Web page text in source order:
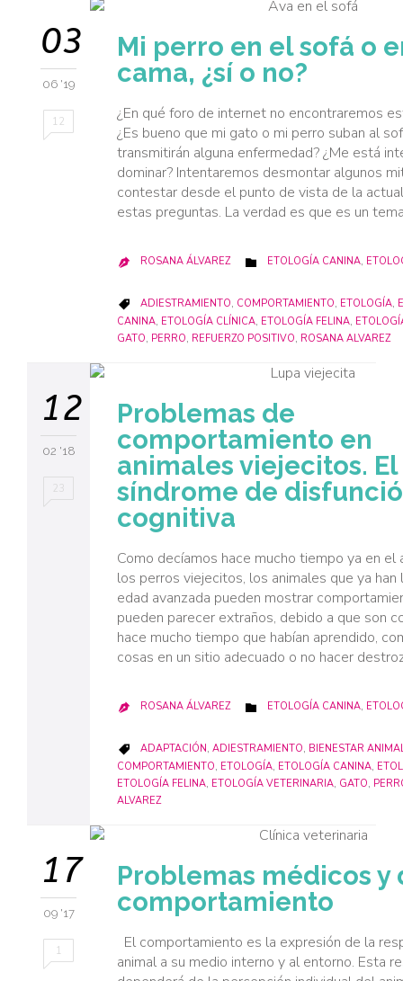
03
06 '19
12
Mi perro en el sofá o
cama, ¿sí o no?
¿En qué foro de internet no encontraremos
¿Es bueno que mi gato o mi perro suban al
transmitirán alguna enfermedad? ¿Me está
dominar? Intentaremos desmontar algunos
contestar desde el punto de vista de la
estas preguntas. La verdad es que es un
 ROSANA ÁLVAREZ  CATEGORY
ETOLOGÍA CANINA,
 CATEGORY
ADIESTRAMIENTO, COMPORTAMIENTO, ETOLOGÍA,
CANINA, ETOLOGÍA CLÍNICA, ETOLOGÍA FELINA,
GATO, PERRO, REFUERZO POSITIVO, ROSANA ALVAREZ
12
02 '18
23
Problemas de
comportamiento en
animales viejecitos. El
síndrome de
cognitiva
Como decíamos hace mucho tiempo ya en el
los perros viejecitos, los animales que ya han
edad avanzada pueden mostrar
pueden parecer extraños, debido a que son
hace mucho tiempo que habían aprendido,
cosas en un sitio adecuado o no hacer
 ROSANA ÁLVAREZ  CATEGORY
ETOLOGÍA CANINA,
 CATEGORY
ADAPTACIÓN, ADIESTRAMIENTO, BIENESTAR
COMPORTAMIENTO, ETOLOGÍA, ETOLOGÍA CANINA,
ETOLOGÍA FELINA, ETOLOGÍA VETERINARIA, GATO,
ALVAREZ
17
09 '17
1
Problemas médicos y
comportamiento
El comportamiento es la expresión de la
animal a su medio interno y al entorno. Esta